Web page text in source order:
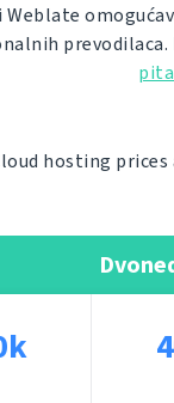
Weblate
hosting